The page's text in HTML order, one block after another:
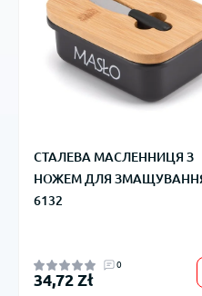
СТАЛЕВА МАСЛЕННИЦЯ З
НОЖЕМ ДЛЯ
6132
0
34,72 Zł